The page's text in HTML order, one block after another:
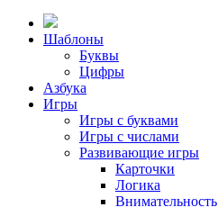
Шаблоны
Буквы
Цифры
Азбука
Игры
Игры с буквами
Игры с числами
Развивающие игры
Карточки
Логика
Внимательность